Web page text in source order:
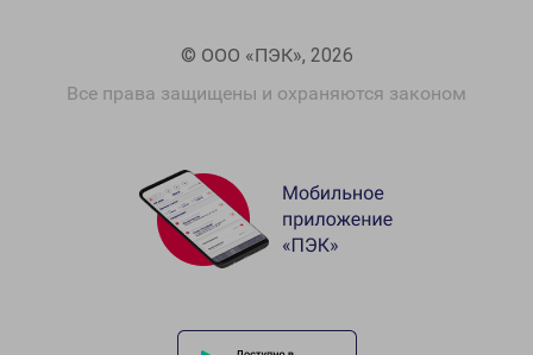
© ООО «ПЭК», 2026
Все права защищены и охраняются законом